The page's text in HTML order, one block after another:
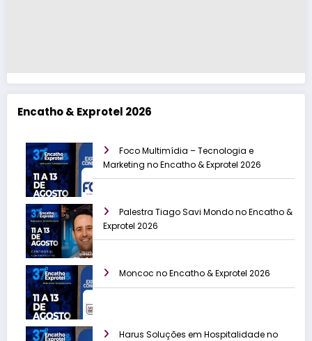
Encatho & Exprotel 2026
Foco Multimídia – Tecnologia e
Marketing no Encatho & Exprotel 2026
Palestra Tiago Savi Mondo no Encatho &
Exprotel 2026
Moncoc no Encatho & Exprotel 2026
Harus Soluções em Hospitalidade no